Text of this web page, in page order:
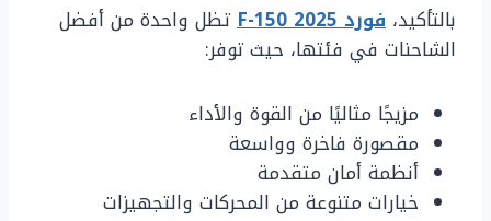
بالتأكيد، فورد F-150 2025
تظل واحدة من أفضل
الشاحنات في فئتها، حيث توفر:
مزيجًا مثاليًا من القوة والأداء
مقصورة فاخرة وواسعة
أنظمة أمان متقدمة
خيارات متنوعة من المحركات والتجهيزات